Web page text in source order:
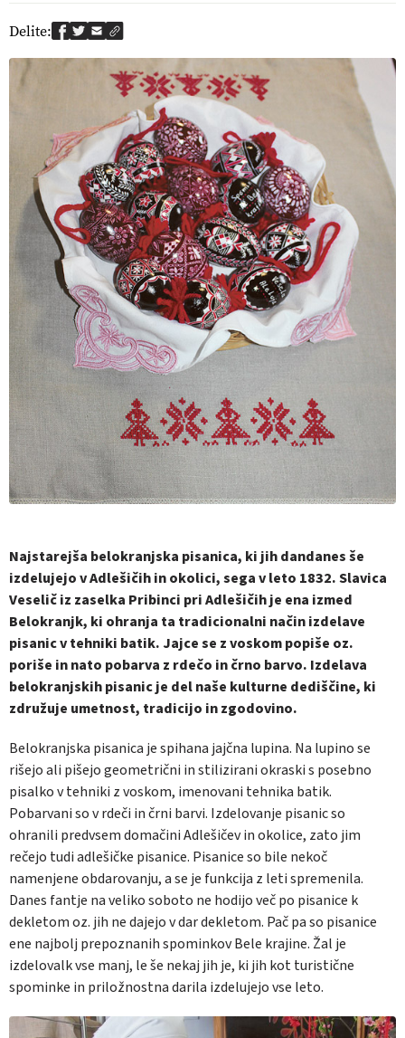
Delite:
Najstarejša belokranjska pisanica, ki jih dandanes še
izdelujejo v Adlešičih in okolici, sega v leto 1832. Slavica
Veselič iz zaselka Pribinci pri Adlešičih je ena izmed
Belokranjk, ki ohranja ta tradicionalni način izdelave
pisanic v tehniki batik. Jajce se z voskom popiše oz.
poriše in nato pobarva z rdečo in črno barvo. Izdelava
belokranjskih pisanic je del naše kulturne dediščine, ki
združuje umetnost, tradicijo in zgodovino.
Belokranjska pisanica je spihana jajčna lupina. Na lupino se
rišejo ali pišejo geometrični in stilizirani okraski s posebno
pisalko v tehniki z voskom, imenovani tehnika batik.
Pobarvani so v rdeči in črni barvi. Izdelovanje pisanic so
ohranili predvsem domačini Adlešičev in okolice, zato jim
rečejo tudi adlešičke pisanice. Pisanice so bile nekoč
namenjene obdarovanju, a se je funkcija z leti spremenila.
Danes fantje na veliko soboto ne hodijo več po pisanice k
dekletom oz. jih ne dajejo v dar dekletom. Pač pa so pisanice
ene najbolj prepoznanih spominkov Bele krajine. Žal je
izdelovalk vse manj, le še nekaj jih je, ki jih kot turistične
spominke in priložnostna darila izdelujejo vse leto.